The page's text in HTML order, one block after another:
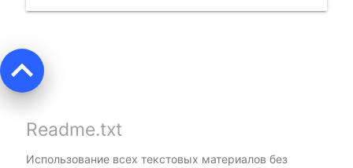
keyboard_arrow_up
Readme.txt
Использование всех текстовых материалов без